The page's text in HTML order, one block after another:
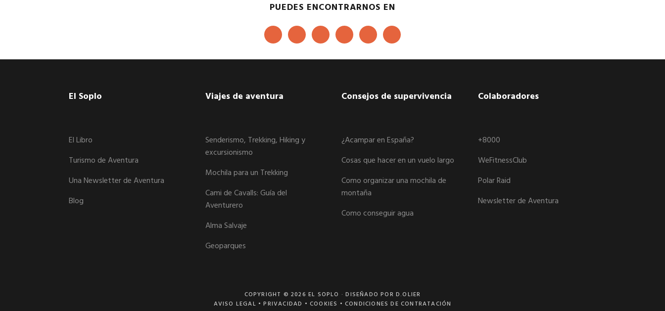
PUEDES ENCONTRARNOS EN
El Soplo
El Libro
Turismo de Aventura
Una Newsletter de Aventura
Blog
Viajes de aventura
Senderismo, Trekking, Hiking y
excursionismo
Mochila para un Trekking
Cami de Cavalls: Guía del
Aventurero
Alma Salvaje
Geoparques
Consejos de supervivencia
¿Acampar en España?
Cosas que hacer en un vuelo largo
Como organizar una mochila de
montaña
Como conseguir agua
Colaboradores
+8000
WeFitnessClub
Polar Raid
Newsletter de Aventura
COPYRIGHT © 2026EL SOPLO · DISEÑADO POR D.OLIER
AVISO LEGAL •PRIVACIDAD • COOKIES •CONDICIONES DE CONTRATACIÓN